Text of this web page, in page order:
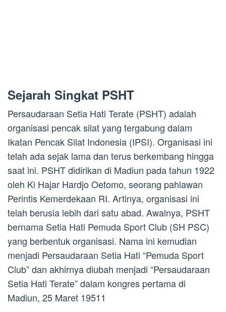
Sejarah Singkat PSHT
Persaudaraan Setia Hati Terate (PSHT) adalah
organisasi pencak silat yang tergabung dalam
Ikatan Pencak Silat Indonesia (IPSI). Organisasi ini
telah ada sejak lama dan terus berkembang hingga
saat ini. PSHT didirikan di Madiun pada tahun 1922
oleh Ki Hajar Hardjo Oetomo, seorang pahlawan
Perintis Kemerdekaan RI. Artinya, organisasi ini
telah berusia lebih dari satu abad. Awalnya, PSHT
bernama Setia Hati Pemuda Sport Club (SH PSC)
yang berbentuk organisasi. Nama ini kemudian
menjadi Persaudaraan Setia Hati “Pemuda Sport
Club” dan akhirnya diubah menjadi “Persaudaraan
Setia Hati Terate” dalam kongres pertama di
Madiun, 25 Maret 19511